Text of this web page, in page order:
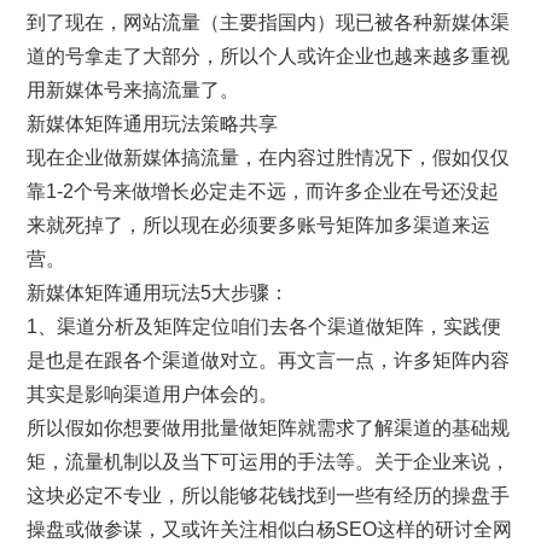
到了现在，网站流量（主要指国内）现已被各种新媒体渠
道的号拿走了大部分，所以个人或许企业也越来越多重视
用新媒体号来搞流量了。
新媒体矩阵通用玩法策略共享
现在企业做新媒体搞流量，在内容过胜情况下，假如仅仅
靠1-2个号来做增长必定走不远，而许多企业在号还没起
来就死掉了，所以现在必须要多账号矩阵加多渠道来运
营。
新媒体矩阵通用玩法5大步骤：
1、渠道分析及矩阵定位咱们去各个渠道做矩阵，实践便
是也是在跟各个渠道做对立。再文言一点，许多矩阵内容
其实是影响渠道用户体会的。
所以假如你想要做用批量做矩阵就需求了解渠道的基础规
矩，流量机制以及当下可运用的手法等。关于企业来说，
这块必定不专业，所以能够花钱找到一些有经历的操盘手
操盘或做参谋，又或许关注相似白杨SEO这样的研讨全网